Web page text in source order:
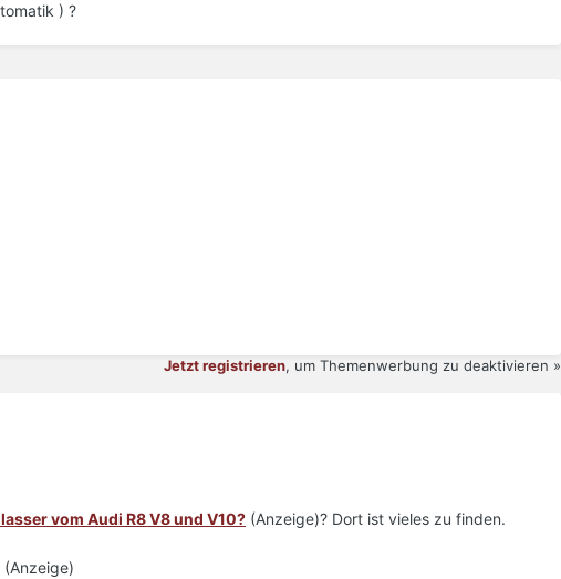
) ?
Jetzt registrieren, um Themenwerbung zu deaktivieren »
vom Audi R8 V8 und V10? (Anzeige)? Dort ist vieles zu finden.
(Anzeige)